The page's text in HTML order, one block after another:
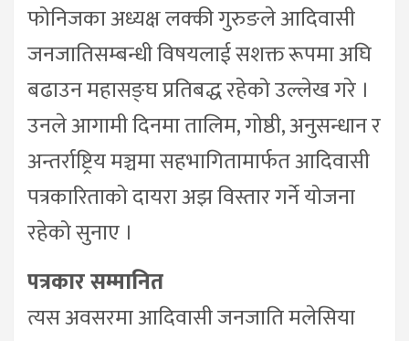
फोनिजका अध्यक्ष लक्की गुरुङले आदिवासी
जनजातिसम्बन्धी विषयलाई सशक्त रूपमा अघि
बढाउन महासङ्घ प्रतिबद्ध रहेको उल्लेख गरे ।
उनले आगामी दिनमा तालिम, गोष्ठी, अनुसन्धान र
अन्तर्राष्ट्रिय मञ्चमा सहभागितामार्फत आदिवासी
पत्रकारिताको दायरा अझ विस्तार गर्ने योजना
रहेको सुनाए ।
पत्रकार सम्मानित
त्यस अवसरमा आदिवासी जनजाति मलेसिया